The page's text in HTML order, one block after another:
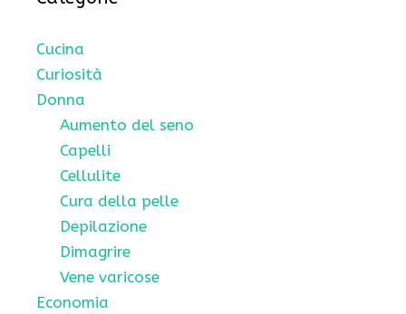
Cucina
Curiosità
Donna
Aumento del seno
Capelli
Cellulite
Cura della pelle
Depilazione
Dimagrire
Vene varicose
Economia